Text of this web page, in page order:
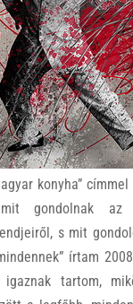
konyha”
mit gondolnak az
s mit
írtam
tartom,